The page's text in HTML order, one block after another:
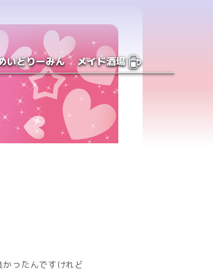
いどりーみん メイド酒場
ったんですけれど